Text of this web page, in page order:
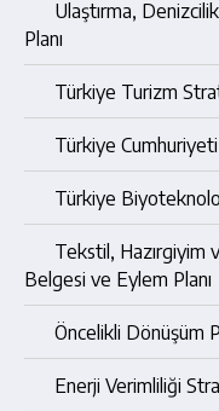
Ulaştırma,
Planı
Türkiye Turizm
Türkiye
Türkiye
Tekstil, Hazırgiyim
Belgesi ve Eylem Planı
Öncelikli Dönüşüm
Enerji Verimliliği